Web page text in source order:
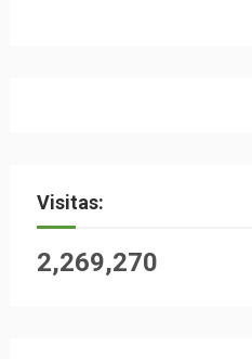
Visitas:
2,269,270